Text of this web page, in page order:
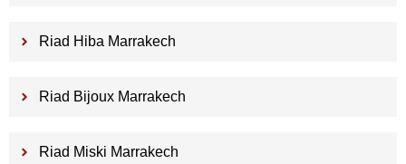
Riad Hiba Marrakech
Riad Bijoux Marrakech
Riad Miski Marrakech